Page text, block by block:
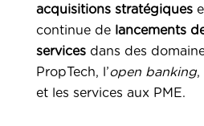
acquisitions stratégiques
continue de lancements
services dans des
PropTech, l’open banking,
et les services aux PME.